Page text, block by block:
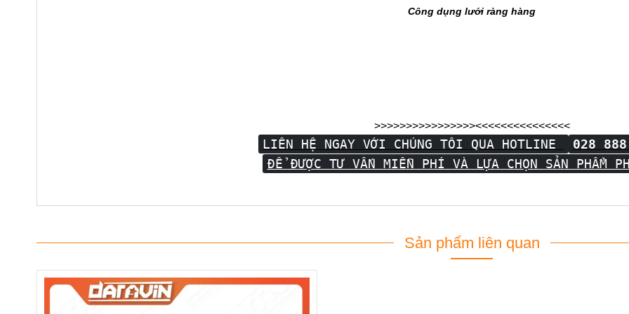
Công dụng lưới ràng hàng
>>>>>>>>>>>>>>>><<<<<<<<<<<<<<<
LIÊN HỆ NGAY VỚI CHÚNG TÔI QUA HOTLINE
028
ĐỂ ĐƯỢC TƯ VẤN MIỄN PHÍ VÀ LỰA CHỌN SẢN PHẨM
Sản phẩm liên quan